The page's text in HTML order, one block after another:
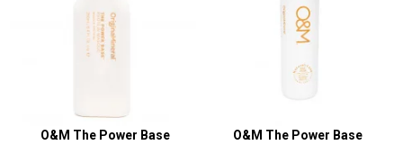
O&M The Power Base
O&M The Power Base